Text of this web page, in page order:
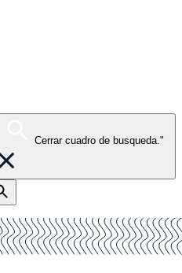
Cerrar cuadro de busqueda."